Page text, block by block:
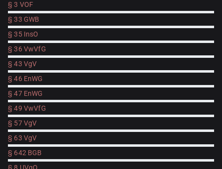
§ 3 VOF
§ 33 GWB
§ 35 InsO
§ 36 VwVfG
§ 43 VgV
§ 46 EnWG
§ 47 EnWG
§ 49 VwVfG
§ 57 VgV
§ 63 VgV
§ 642 BGB